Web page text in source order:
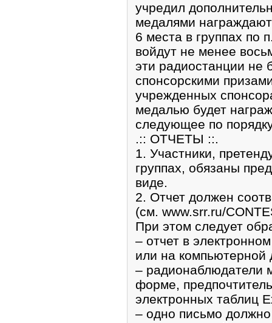
учредил
медалями
6 места в группах по
войдут не менее
эти радиостанции не
спонсорскими
учрежденных
медалью будет
следующее по
.:: ОТЧЕТЫ ::.
1. Участники,
группах, обязаны
виде.
2. Отчет должен
(см. www.srr.ru/
При этом следует
– отчет в
или на компьютерной
– радионаблюдатели
форме,
электронных таблиц
– одно письмо